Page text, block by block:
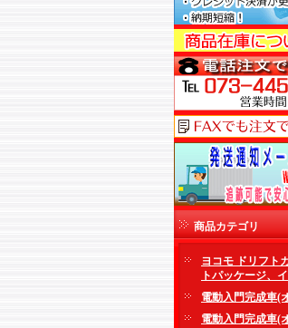
商品カテゴリ
ヨコモ ドリフト
トパッケージ、
電動入門完成車(
電動入門完成車(